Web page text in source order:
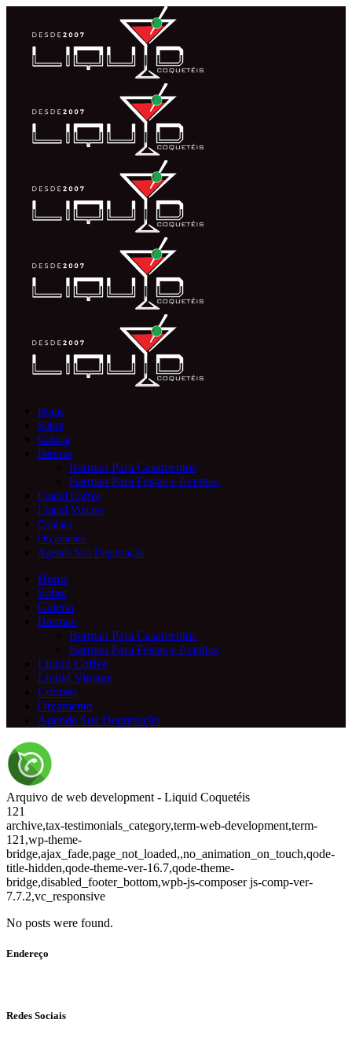
Home
Sobre
Galeria
Barman
Barman Para Casamentos
Barman Para Festas e Eventos
Liquid Coffee
Liquid Vintage
Contato
Orçamento
Agende Sua Degustação
Home
Sobre
Galeria
Barman
Barman Para Casamentos
Barman Para Festas e Eventos
Liquid Coffee
Liquid Vintage
Contato
Orçamento
Agende Sua Degustação
Arquivo de web development - Liquid Coquetéis
121
archive,tax-testimonials_category,term-web-development,term-
121,wp-theme-
bridge,ajax_fade,page_not_loaded,,no_animation_on_touch,qode-
title-hidden,qode-theme-ver-16.7,qode-theme-
bridge,disabled_footer_bottom,wpb-js-composer js-comp-ver-
7.7.2,vc_responsive
No posts were found.
Endereço
Redes Sociais